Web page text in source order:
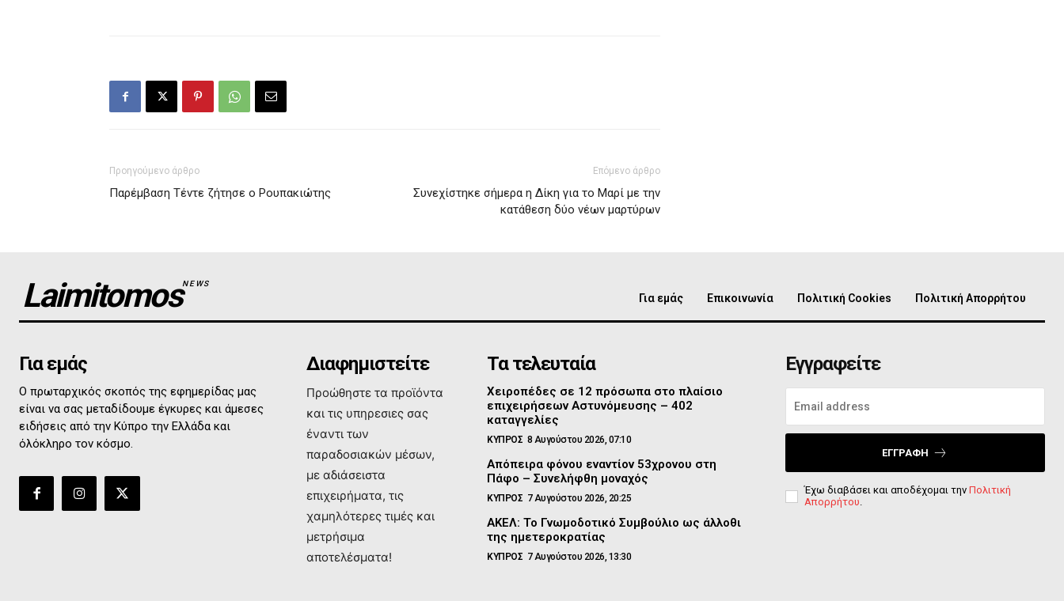
Προηγούμενο άρθρο
Παρέμβαση Τέντε ζήτησε ο Ρουπακιώτης
Επόμενο άρθρο
Συνεχίστηκε σήμερα η Δίκη για το Μαρί με την
κατάθεση δύο νέων μαρτύρων
LaimitomosNEWS
Για εμάς Επικοινωνία Πολιτική Cookies Πολιτική Απορρήτου
Για εμάς
Ο πρωταρχικός σκοπός της εφημερίδας μας
είναι να σας μεταδίδουμε έγκυρες και άμεσες
ειδήσεις από την Κύπρο την Ελλάδα και
όλόκληρο τον κόσμο.
Διαφημιστείτε
Προώθηστε τα προϊόντα
και τις υπηρεσιες σας
έναντι των
παραδοσιακών μέσων,
με αδιάσειστα
επιχειρήματα, τις
χαμηλότερες τιμές και
μετρήσιμα
αποτελέσματα!
Τα τελευταία
Χειροπέδες σε 12 πρόσωπα στο πλαίσιο
επιχειρήσεων Αστυνόμευσης – 402
καταγγελίες
ΚΥΠΡΟΣ 8 Αυγούστου 2026, 07:10
Απόπειρα φόνου εναντίον 53χρονου στη
Πάφο – Συνελήφθη μοναχός
ΚΥΠΡΟΣ 7 Αυγούστου 2026, 20:25
ΑΚΕΛ: Το Γνωμοδοτικό Συμβούλιο ως άλλοθι
της ημετεροκρατίας
ΚΥΠΡΟΣ 7 Αυγούστου 2026, 13:30
Εγγραφείτε
ΕΓΓΡΑΦΉ
Έχω διαβάσει και αποδέχομαι την Πολιτική
Απορρήτου.